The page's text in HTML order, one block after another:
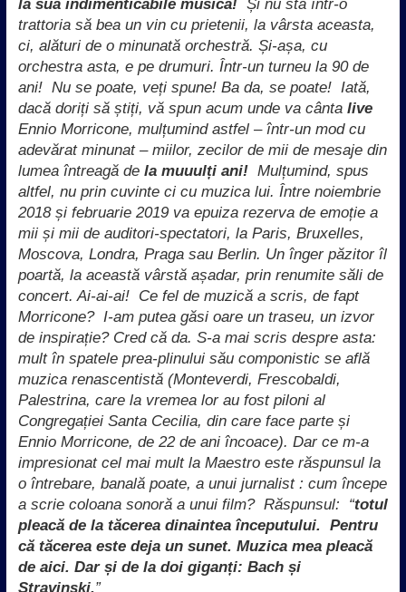
la sua indimenticabile musica! Și nu stă într-o
trattoria să bea un vin cu prietenii, la vârsta aceasta,
ci, alături de o minunată orchestră. Și-așa, cu
orchestra asta, e pe drumuri. Într-un turneu la 90 de
ani! Nu se poate, veți spune! Ba da, se poate! Iată,
dacă doriți să știți, vă spun acum unde va cânta live
Ennio Morricone, mulțumind astfel – într-un mod cu
adevărat minunat – miilor, zecilor de mii de mesaje din
lumea întreagă de la muuulți ani! Mulțumind, spus
altfel, nu prin cuvinte ci cu muzica lui. Între noiembrie
2018 și februarie 2019 va epuiza rezerva de emoție a
mii și mii de auditori-spectatori, la Paris, Bruxelles,
Moscova, Londra, Praga sau Berlin. Un înger păzitor îl
poartă, la această vârstă așadar, prin renumite săli de
concert. Ai-ai-ai! Ce fel de muzică a scris, de fapt
Morricone? I-am putea găsi oare un traseu, un izvor
de inspirație? Cred că da. S-a mai scris despre asta:
mult în spatele prea-plinului său componistic se află
muzica renascentistă (Monteverdi, Frescobaldi,
Palestrina, care la vremea lor au fost piloni al
Congregației Santa Cecilia, din care face parte și
Ennio Morricone, de 22 de ani încoace). Dar ce m-a
impresionat cel mai mult la Maestro este răspunsul la
o întrebare, banală poate, a unui jurnalist : cum începe
a scrie coloana sonoră a unui film? Răspunsul: “totul
pleacă de la tăcerea dinaintea începutului. Pentru
că tăcerea este deja un sunet. Muzica mea pleacă
de aici. Dar și de la doi giganți: Bach și
Stravinski.”